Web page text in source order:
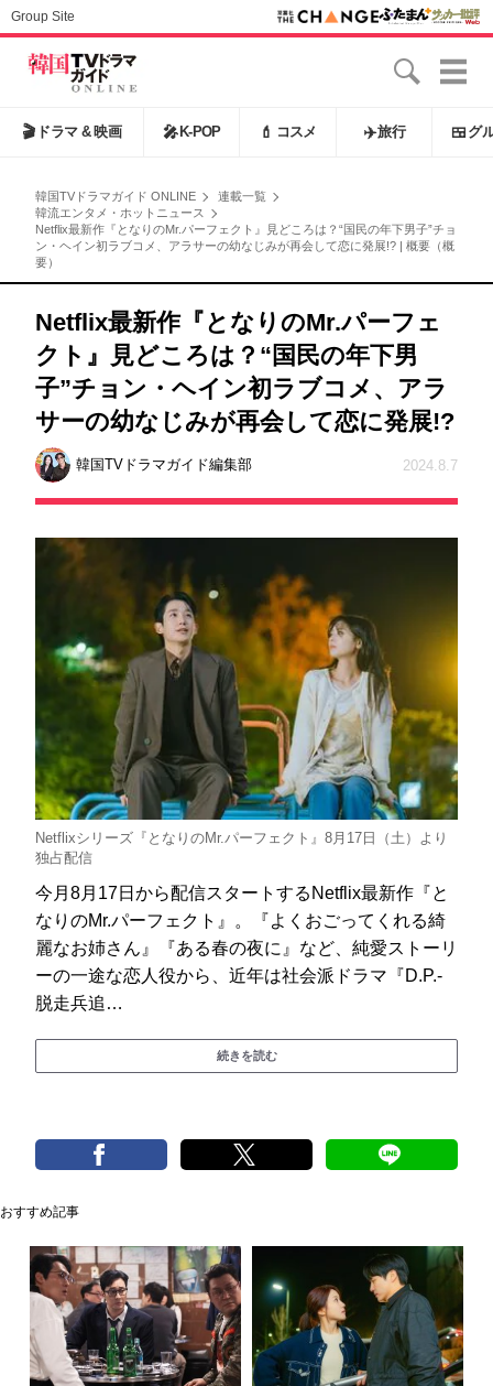
Group Site
🎬 ドラマ & 映画 🎤 K-POP 💄 コスメ ✈️旅行 🍱 グ
韓国TVドラマガイド ONLINE
連載一覧
韓流エンタメ・ホットニュース
Netflix最新作『となりのMr.パーフェクト』見どころは？“国民の年下男子”チョ
ン・ヘイン初ラブコメ、アラサーの幼なじみが再会して恋に発展!? | 概要（概
要）
Netflix最新作『となりのMr.パーフェ
クト』見どころは？“国民の年下男
子”チョン・ヘイン初ラブコメ、アラ
サーの幼なじみが再会して恋に発展!?
韓国TVドラマガイド編集部 2024.8.7
Netflixシリーズ『となりのMr.パーフェクト』8月17日（土）より
独占配信
今月8月17日から配信スタートするNetflix最新作『と
なりのMr.パーフェクト』。『よくおごってくれる綺
麗なお姉さん』『ある春の夜に』など、純愛ストーリ
ーの一途な恋人役から、近年は社会派ドラマ『D.P.-
脱走兵追…
続きを読む
おすすめ記事